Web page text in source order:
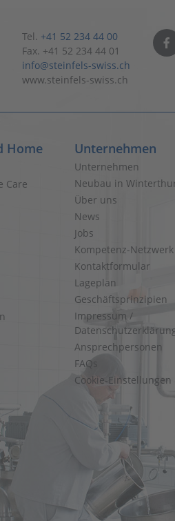
Tel. +41 52 234 44 00
Fax. +41 52 234 44 01
info@steinfels-swiss.ch
www.steinfels-swiss.ch
Home
Care
Unternehmen
Unternehmen
Neubau in
Über uns
News
Jobs
Kompetenz-Netzwerk
Kontaktformular
Lageplan
Geschäftsprinzipien
Impressum /
Ansprechpersonen
FAQs
Cookie-Einstellungen